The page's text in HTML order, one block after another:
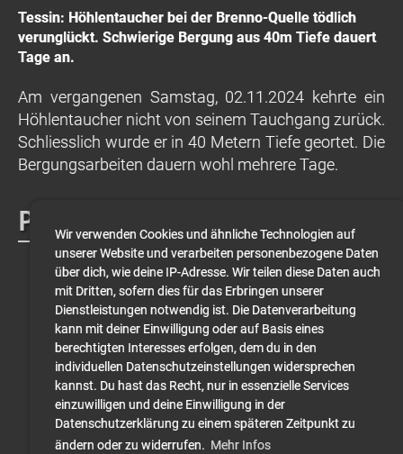
Wir verwenden Cookies und ähnliche Technologien auf
unserer Website und verarbeiten personenbezogene Daten
über dich, wie deine IP-Adresse. Wir teilen diese Daten auch
mit Dritten, sofern dies für das Erbringen unserer
Dienstleistungen notwendig ist. Die Datenverarbeitung
kann mit deiner Einwilligung oder auf Basis eines
berechtigten Interesses erfolgen, dem du in den
individuellen Datenschutzeinstellungen widersprechen
kannst. Du hast das Recht, nur in essenzielle Services
einzuwilligen und deine Einwilligung in der
Datenschutzerklärung zu einem späteren Zeitpunkt zu
ändern oder zu widerrufen. Mehr Infos
Tessin: Höhlentaucher bei der Brenno-Quelle tödlich
verunglückt. Schwierige Bergung aus 40m Tiefe dauert
Tage an.
Am vergangenen Samstag, 02.11.2024 kehrte ein
Höhlentaucher nicht von seinem Tauchgang zurück.
Schliesslich wurde er in 40 Metern Tiefe geortet. Die
Bergungsarbeiten dauern wohl mehrere Tage.
Presseberichte
20 min - Beitrag 1
20 min - Beitrag 2